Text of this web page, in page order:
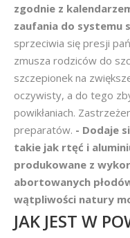
zgodnie z
zaufania do systemu
sprzeciwia się presji
zmusza rodziców do
szczepionek na
oczywisty, a do tego
powikłaniach.
preparatów. - Dodaje
takie jak rtęć i
produkowane z
abortowanych
wątpliwości natury
JAK JEST W